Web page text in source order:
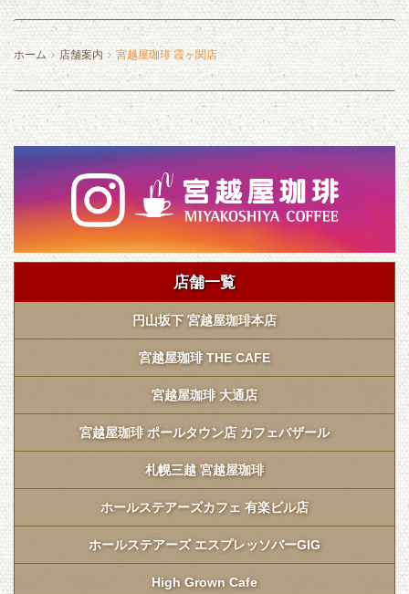
ホーム 店舗案内 宮越屋珈琲 霞ヶ関店
店舗一覧
円山坂下 宮越屋珈琲本店
宮越屋珈琲 THE CAFE
宮越屋珈琲 大通店
宮越屋珈琲 ポールタウン店 カフェバザール
札幌三越 宮越屋珈琲
ホールステアーズカフェ 有楽ビル店
ホールステアーズ エスプレッソバーGIG
High Grown Cafe